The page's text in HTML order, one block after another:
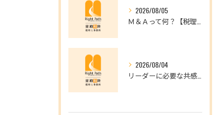
2026/08/05
2026/08/04